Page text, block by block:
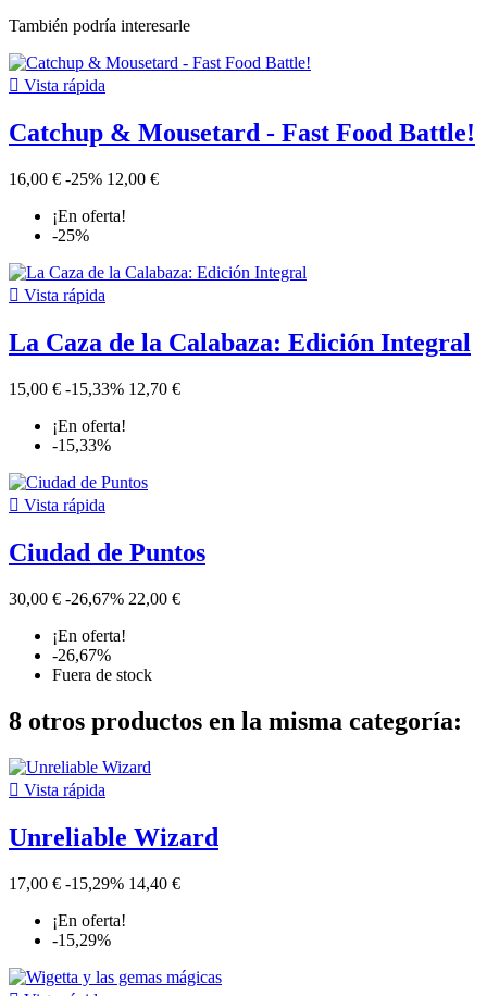
También podría interesarle
 Vista rápida
Catchup & Mousetard - Fast Food Battle!
16,00 € -25% 12,00 €
¡En oferta!
-25%
 Vista rápida
La Caza de la Calabaza: Edición Integral
15,00 € -15,33% 12,70 €
¡En oferta!
-15,33%
 Vista rápida
Ciudad de Puntos
30,00 € -26,67% 22,00 €
¡En oferta!
-26,67%
Fuera de stock
8 otros productos en la misma categoría:
 Vista rápida
Unreliable Wizard
17,00 € -15,29% 14,40 €
¡En oferta!
-15,29%